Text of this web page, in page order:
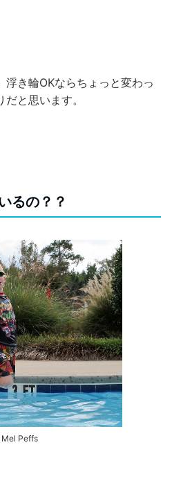
き輪OKならちょっと変わっ
と思います。
るの？？
Peffs